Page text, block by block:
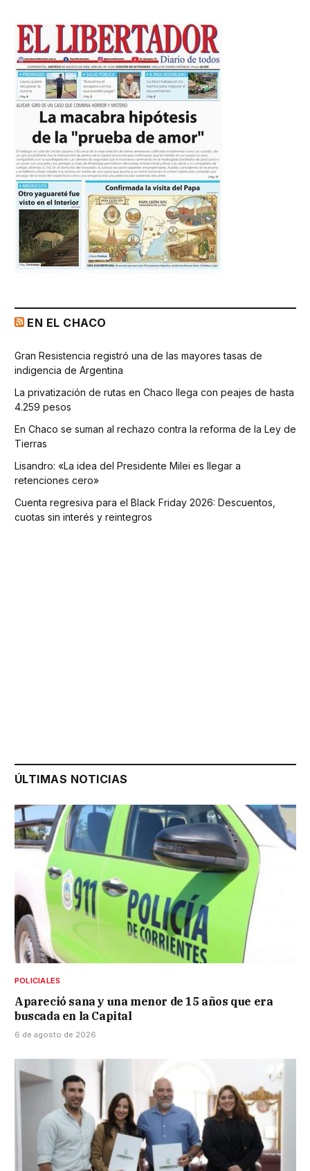
EN EL CHACO
Gran Resistencia registró una de las mayores tasas de
indigencia de Argentina
La privatización de rutas en Chaco llega con peajes de hasta
4.259 pesos
En Chaco se suman al rechazo contra la reforma de la Ley de
Tierras
Lisandro: «La idea del Presidente Milei es llegar a
retenciones cero»
Cuenta regresiva para el Black Friday 2026: Descuentos,
cuotas sin interés y reintegros
ÚLTIMAS NOTICIAS
POLICIALES
Apareció sana y una menor de 15 años que era
buscada en la Capital
6 de agosto de 2026